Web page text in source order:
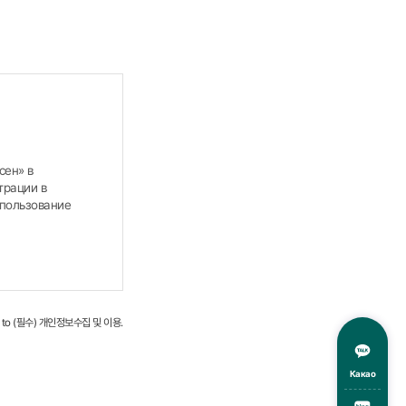
в
в
с
(필수) 개인정보수집 및 이용.
Какао